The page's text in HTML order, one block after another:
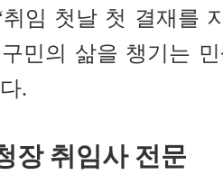
임 첫날 첫 결재를
민의 삶을 챙기는
.
장 취임사 전문